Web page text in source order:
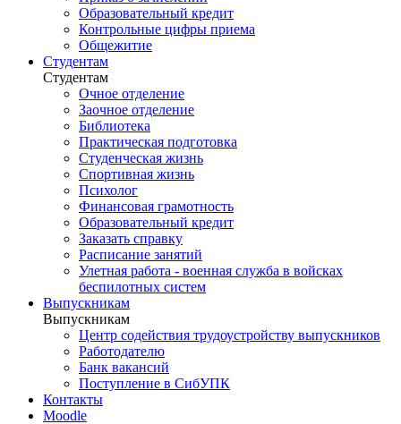
Образовательный кредит
Контрольные цифры приема
Общежитие
Студентам
Студентам
Очное отделение
Заочное отделение
Библиотека
Практическая подготовка
Студенческая жизнь
Спортивная жизнь
Психолог
Финансовая грамотность
Образовательный кредит
Заказать справку
Расписание занятий
Улетная работа - военная служба в войсках
беспилотных систем
Выпускникам
Выпускникам
Центр содействия трудоустройству выпускников
Работодателю
Банк вакансий
Поступление в СибУПК
Контакты
Moodle